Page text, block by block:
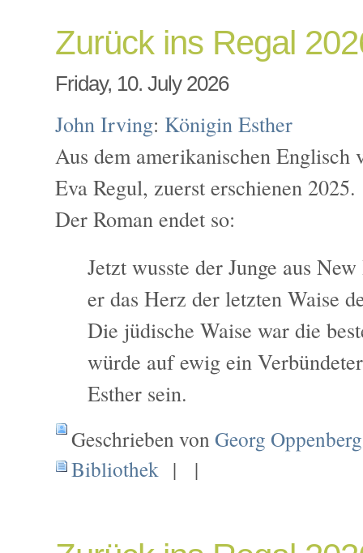
Zurück ins Regal
Friday, 10. July 2026
John Irving: Königin Esther
Aus dem amerikanischen Englisch
Eva Regul, zuerst erschienen 2025.
Der Roman endet so:
Jetzt wusste der Junge aus
er das Herz der letzten Waise
Die jüdische Waise war die
würde auf ewig ein
Esther sein.
Geschrieben vonGeorg Oppenberg
Bibliothek | |